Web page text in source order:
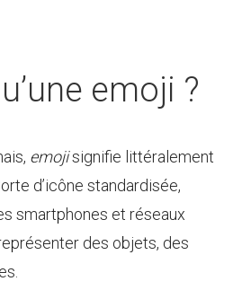
emoji ?
emojisignifie littéralement
d’icône standardisée,
smartphones et réseaux
des objets, des